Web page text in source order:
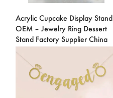
Acrylic Cupcake Display Stand
OEM – Jewelry Ring Dessert
Stand Factory Supplier China